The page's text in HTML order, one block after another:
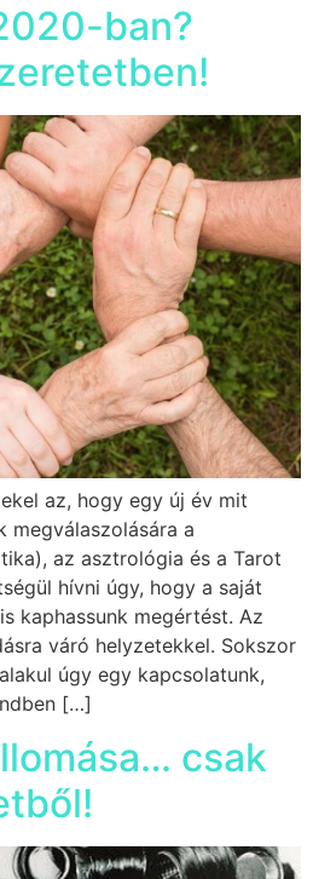
ban?
az, hogy egy új év mit
megválaszolására a
az asztrológia és a Tarot
hívni úgy, hogy a saját
kaphassunk megértést. Az
váró helyzetekkel. Sokszor
úgy egy kapcsolatunk,
[…]
csak